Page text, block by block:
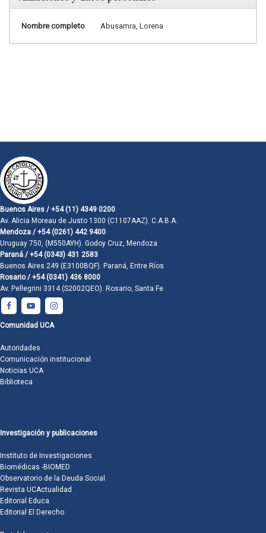
Nombre completo Abusamra, Lorena
Buenos Aires / +54 (11) 4349 0200
Av. Alicia Moreau de Justo 1300 (C1107AAZ). C.A.B.A.
Mendoza / +54 (0261) 442 9400
Uruguay 750, (M550AYH). Godoy Cruz, Mendoza
Paraná / +54 (0343) 431 2583
Buenos Aires 249 (E3100BQF). Paraná, Entre Ríos
Rosario / +54 (0341) 436 8000
Av. Pellegrini 3314 (S2002QEO). Rosario, Santa Fe
Comunidad UCA
Autoridades
Comunicación institucional
Noticias UCA
Biblioteca
Investigación y publicaciones
Instituto de Investigaciones
Biomédicas -BIOMED
Observatorio de la Deuda Social
Revista UCActualidad
Editorial Educa
Editorial El Derecho